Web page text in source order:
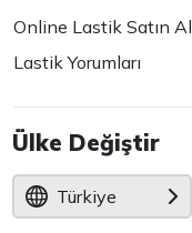
Online Lastik Satın Al
Lastik Yorumları
Ülke Değiştir
Türkiye